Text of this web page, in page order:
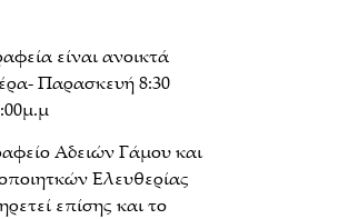
είναι ανοικτά
Παρασκευή 8:30
Αδειών Γάμου και
Ελευθερίας
επίσης και το